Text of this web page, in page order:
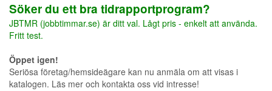
Söker du ett bra tidrapportprogram?
JBTMR (jobbtimmar.se) är ditt val. Lågt pris - enkelt att använda.
Fritt test.
Öppet igen!
Seriösa företag/hemsideägare kan nu anmäla om att visas i
katalogen. Läs mer och kontakta oss vid intresse!